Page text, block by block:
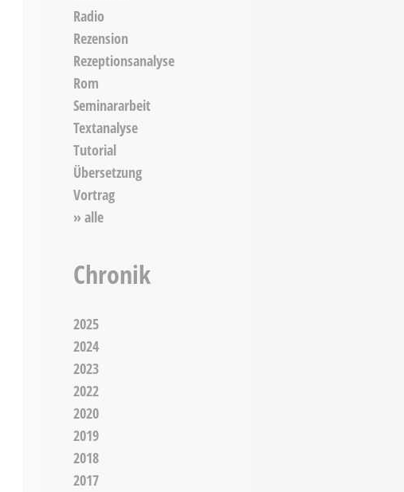
Radio
Rezension
Rezeptionsanalyse
Rom
Seminararbeit
Textanalyse
Tutorial
Übersetzung
Vortrag
» alle
Chronik
2025
2024
2023
2022
2020
2019
2018
2017